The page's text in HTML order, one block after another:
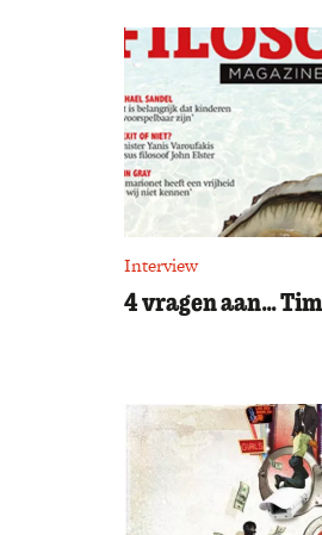
Interview
4 vragen aan…